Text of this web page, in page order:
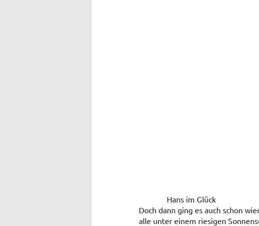
Hans im Glück
Doch dann ging es auch schon
alle unter einem riesigen